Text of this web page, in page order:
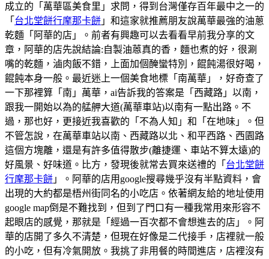
成立的「萬華區美食里」求問，得到台灣僅存百年最中之一的
「 台北堂餅行摩那卡餅 」和這家就推薦朋友說萬華最強的油蔥
乾麵「阿華的店」。前者有興趣可以去看看早前我分享的文
章，阿華的店先說結論:自製油蒽真的香，麵也煮的好，很涮
嘴的乾麵，滷肉飯不錯，上面加個醃蠻特別，餛飩湯很好喝，
餛飩本身一般。最近迷上一個美食地標「南萬華」，好奇查了
一下那裡算「南」萬華，ai告訴我的答案是「西藏路」以南，
跟我一開始以為的艋舺大道(萬華車站)以南有一點出路。不
過，那也好，更接近我喜歡的「不為人知」和「在地味」。但
不管怎說，在萬華車站以南、西藏路以北、和平西路、西園路
這個方塊離，還是有許多值得散步(離捷運、車站不算太遠)的
好風景、好味道。比方，發現後就常去買來送禮的「 台北堂餅
行摩那卡餅 」。阿華的店用google搜尋幾乎沒有半點資料，會
出現的大約都是梧州街同名的小吃店。依著網友給的地址使用
google map倒是不難找到，但到了門口有一種我常用來形容不
起眼店的感覺，那就是「經過一百次都不會想進去的店」。阿
華的店開了多久不清楚，但現在好像是二代接手，店裡就一般
的小吃，但有冷氣開放。我挑了非用餐的時間進店，店裡沒有